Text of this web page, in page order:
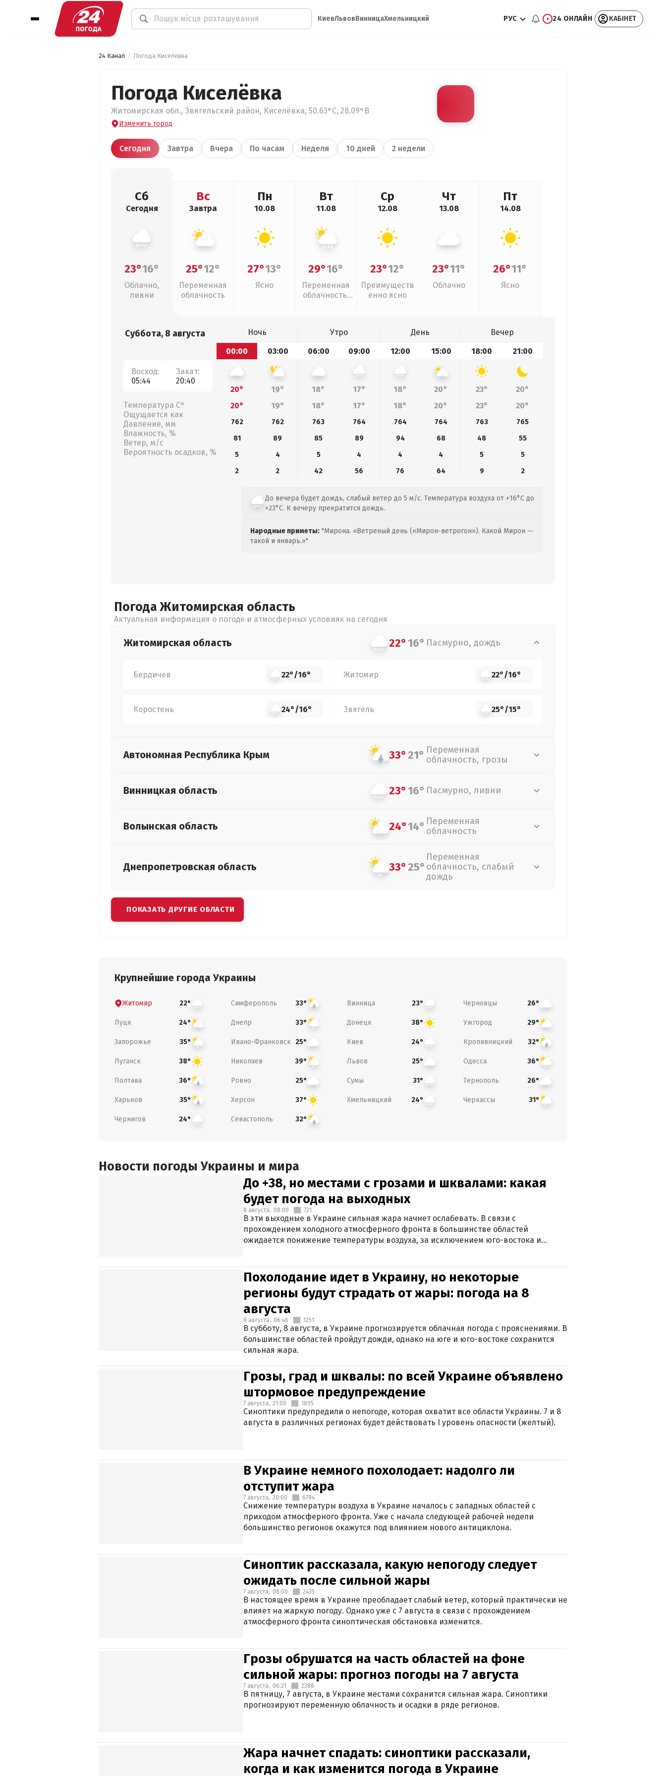
КиевЛьвовВинницаХмельницкий РУС 24 ОНЛАЙН КАБІНЕТ
24 Канал Погода Киселёвка
Погода Киселёвка
Житомирская обл., Звягельский район, Киселёвка, 50.63°С, 28.09°В
Изменить город
Сегодня Завтра Вчера По часам Неделя 10 дней 2 недели
Сб
Сегодня
23°16°
Облачно,
ливни
Вс
Завтра
25°12°
Переменная
облачность
Пн
10.08
27°13°
Ясно
Вт
11.08
29°16°
Переменная
облачность,
Ср
12.08
23°12°
Преимуществ
енно ясно
Чт
13.08
23°11°
Облачно
Пт
14.08
26°11°
Ясно
Суббота, 8 августа
Восход:
05:44
Закат:
20:40
Температура С°
Ощущается как
Давление, мм
Влажность, %
Ветер, м/с
Вероятность осадков, %
Ночь Утро День
Вечер
00:00
03:00 06:00 09:00 12:00 15:00 18:00 21:00
20° 19° 18° 17° 18° 20° 23°
20°
20°
19° 18° 17° 18° 20° 23° 20°
762 762 763 764 764 764 763
765
81
89 85 89 94 68 48
55
5
4 5 4 4 4 5
5
2
2 42 56 76 64 9 2
До вечера будет дождь, слабый ветер до 5 м/с. Температура воздуха от +16°C до
+23°C. К вечеру прекратится дождь.
Народные приметы: "Мирона. «Ветреный день («Мирон-ветрогон»). Какой Мирон —
такой и январь.»"
Погода Житомирская область
Актуальная информация о погоде и атмосферных условиях на сегодня
Житомирская область 22°16° Пасмурно, дождь
Бердичев 22°/16° Житомир 22°/16°
Коростень 24°/16° Звягель 25°/15°
Автономная Республика Крым 33°21° Переменная
облачность, грозы
Винницкая область 23°16° Пасмурно, ливни
Волынская область 24°14° Переменная
облачность
Днепропетровская область 33°25°
Переменная
облачность, слабый
дождь
ПОКАЗАТЬ ДРУГИЕ ОБЛАСТИ
Крупнейшие города Украины
Житомир 22° Симферополь 33° Винница 23° Черновцы 26°
Луцк 24° Днепр 33° Донецк 38° Ужгород 29°
Запорожье 35° Ивано-Франковск 25° Киев 24° Кропивницкий 32°
Луганск 38° Николаев 39° Львов 25° Одесса 36°
Полтава 36° Ровно 25° Сумы 31° Тернополь 26°
Харьков 35° Херсон 37° Хмельницкий 24° Черкассы 31°
Чернигов 24° Севастополь 32°
Новости погоды Украины и мира
До +38, но местами с грозами и шквалами: какая
будет погода на выходных
8 августа, 08:00 721
В эти выходные в Украине сильная жара начнет ослабевать. В связи с
прохождением холодного атмосферного фронта в большинстве областей
ожидается понижение температуры воздуха, за исключением юго-востока и
Похолодание идет в Украину, но некоторые
регионы будут страдать от жары: погода на 8
августа
8 августа, 06:46 1251
В субботу, 8 августа, в Украине прогнозируется облачная погода с прояснениями. В
большинстве областей пройдут дожди, однако на юге и юго-востоке сохранится
сильная жара.
Грозы, град и шквалы: по всей Украине объявлено
штормовое предупреждение
7 августа, 21:00 1895
Синоптики предупредили о непогоде, которая охватит все области Украины. 7 и 8
августа в различных регионах будет действовать I уровень опасности (желтый).
В Украине немного похолодает: надолго ли
отступит жара
7 августа, 20:00 6794
Снижение температуры воздуха в Украине началось с западных областей с
приходом атмосферного фронта. Уже с начала следующей рабочей недели
большинство регионов окажутся под влиянием нового антициклона.
Синоптик рассказала, какую непогоду следует
ожидать после сильной жары
7 августа, 08:00 2435
В настоящее время в Украине преобладает слабый ветер, который практически не
влияет на жаркую погоду. Однако уже с 7 августа в связи с прохождением
атмосферного фронта синоптическая обстановка изменится.
Грозы обрушатся на часть областей на фоне
сильной жары: прогноз погоды на 7 августа
7 августа, 06:21 2388
В пятницу, 7 августа, в Украине местами сохранится сильная жара. Синоптики
прогнозируют переменную облачность и осадки в ряде регионов.
Жара начнет спадать: синоптики рассказали,
когда и как изменится погода в Украине